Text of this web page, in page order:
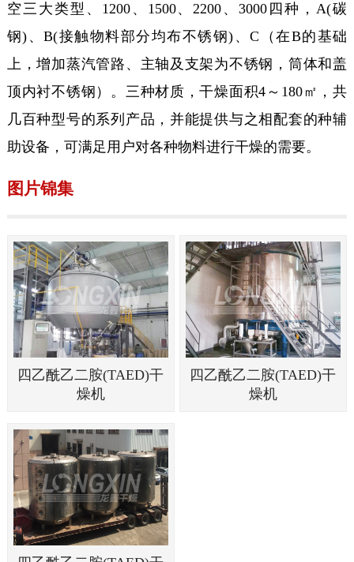
空三大类型、1200、1500、2200、3000四种，A(碳
钢)、B(接触物料部分均布不锈钢)、C（在B的基础
上，增加蒸汽管路、主轴及支架为不锈钢，筒体和盖
顶内衬不锈钢）。三种材质，干燥面积4～180㎡，共
几百种型号的系列产品，并能提供与之相配套的种辅
助设备，可满足用户对各种物料进行干燥的需要。
图片锦集
四乙酰乙二胺(TAED)干
燥机
四乙酰乙二胺(TAED)干
燥机